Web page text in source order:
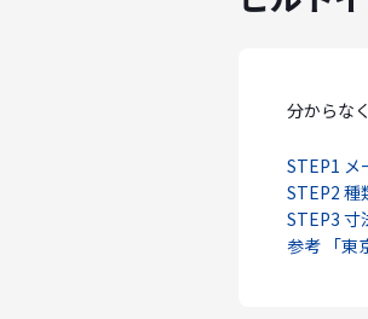
分からな
STEP1 メ
STEP2 種
STEP3 寸
参考 「東